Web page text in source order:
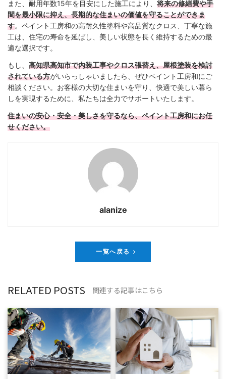
また、耐用年数15年を目安にした施工により、 将来の修繕費や手
間を最小限に抑え、長期的な住まいの価値を守ることができま
す。ペイント工房和の高耐久性塗料や高品質なクロス、丁寧な施
工は、住宅の寿命を延ばし、美しい状態を長く維持するための最
適な選択です。
もし、 高知県高知市で内装工事やクロス張替え、屋根塗装を検討
されている方がいらっしゃいましたら、ぜひペイント工房和にご
相談ください。お客様の大切な住まいを守り、快適で美しい暮ら
しを実現するために、私たちは全力でサポートいたします。
住まいの安心・安全・美しさを守るなら、ペイント工房和にお任
せください。
alanize
一覧へ戻る
RELATED POSTS 関連する記事はこちら